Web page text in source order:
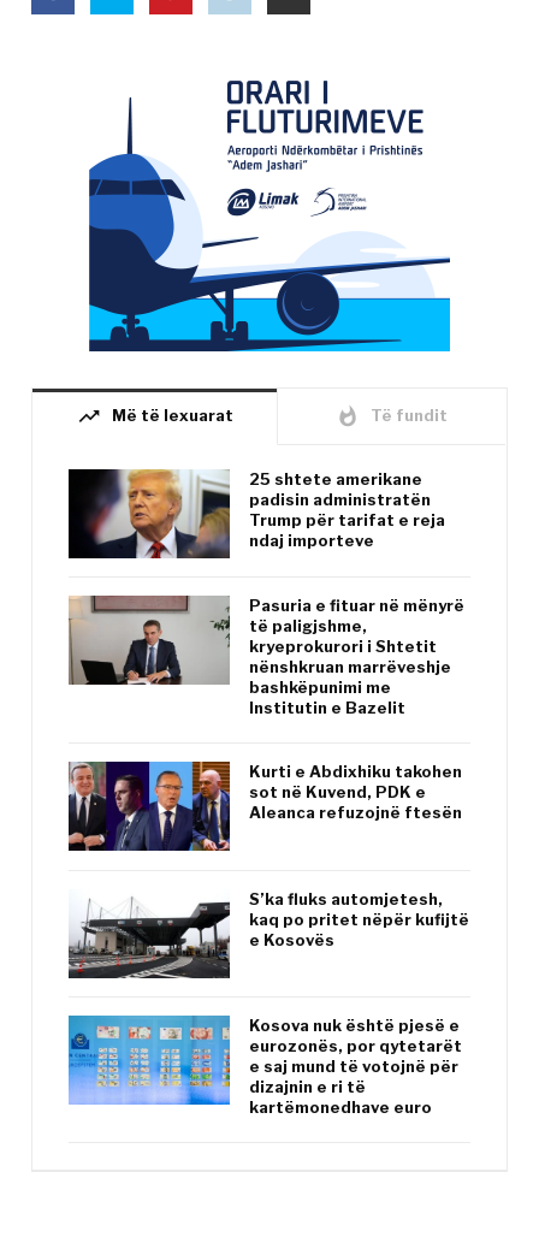
trending_up Më të lexuarat whatshot Të fundit
25 shtete amerikane
padisin administratën
Trump për tarifat e reja
ndaj importeve
Pasuria e fituar në mënyrë
të paligjshme,
kryeprokurori i Shtetit
nënshkruan marrëveshje
bashkëpunimi me
Institutin e Bazelit
Kurti e Abdixhiku takohen
sot në Kuvend, PDK e
Aleanca refuzojnë ftesën
S’ka fluks automjetesh,
kaq po pritet nëpër kufijtë
e Kosovës
Kosova nuk është pjesë e
eurozonës, por qytetarët
e saj mund të votojnë për
dizajnin e ri të
kartëmonedhave euro